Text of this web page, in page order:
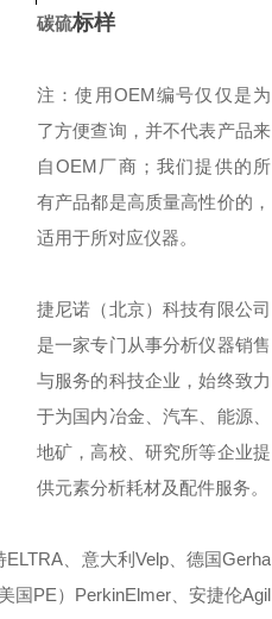
碳硫标样
注：使用OEM编号仅仅是为
了方便查询，并不代表产品来
自OEM厂商；我们提供的所
有产品都是高质量高性价的，
适用于所对应仪器。
捷尼诺（北京）科技有限公司
是一家专门从事分析仪器销售
与服务的科技企业，始终致力
于为国内冶金、汽车、能源、
地矿，高校、研究所等企业提
供元素分析耗材及配件服务。
、意大利Velp、德国Gerha
国PE）PerkinElmer、安捷伦Agil